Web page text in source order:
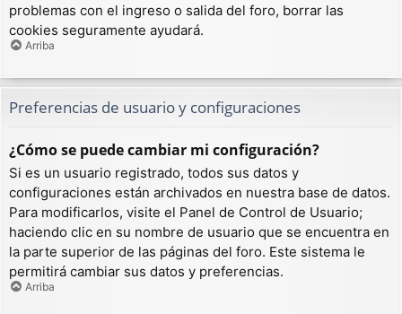
problemas con el ingreso o salida del foro, borrar las
cookies seguramente ayudará.
Arriba
Preferencias de usuario y configuraciones
¿Cómo se puede cambiar mi configuración?
Si es un usuario registrado, todos sus datos y
configuraciones están archivados en nuestra base de datos.
Para modificarlos, visite el Panel de Control de Usuario;
haciendo clic en su nombre de usuario que se encuentra en
la parte superior de las páginas del foro. Este sistema le
permitirá cambiar sus datos y preferencias.
Arriba